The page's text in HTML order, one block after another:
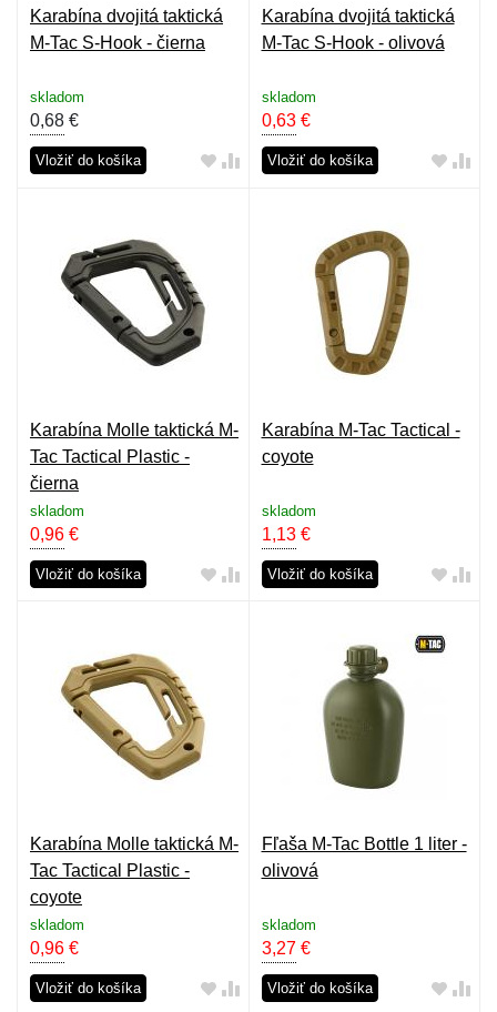
Karabína dvojitá taktická
M-Tac S-Hook - čierna
skladom
0,68 €
Vložiť do košíka
Karabína dvojitá taktická
M-Tac S-Hook - olivová
skladom
0,63€
Vložiť do košíka
Karabína Molle taktická M-
Tac Tactical Plastic -
čierna
skladom
0,96 €
Vložiť do košíka
Karabína M-Tac Tactical -
coyote
skladom
1,13€
Vložiť do košíka
Karabína Molle taktická M-
Tac Tactical Plastic -
coyote
skladom
0,96 €
Vložiť do košíka
Fľaša M-Tac Bottle 1 liter -
olivová
skladom
3,27€
Vložiť do košíka